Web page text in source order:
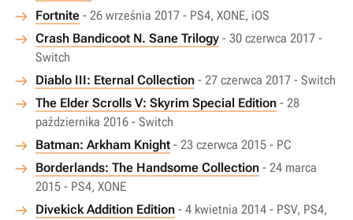
Fortnite - 26 września 2017 - PS4, XONE, iOS
Crash Bandicoot N. Sane Trilogy - 30 czerwca 2017 -
Switch
Diablo III: Eternal Collection - 27 czerwca 2017 - Switch
The Elder Scrolls V: Skyrim Special Edition - 28
października 2016 - Switch
Batman: Arkham Knight - 23 czerwca 2015 - PC
Borderlands: The Handsome Collection - 24 marca
2015 - PS4, XONE
Divekick Addition Edition - 4 kwietnia 2014 - PSV, PS4,